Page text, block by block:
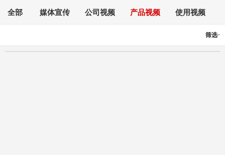
全部 媒体宣传 公司视频 产品视频 使用视频
筛选-